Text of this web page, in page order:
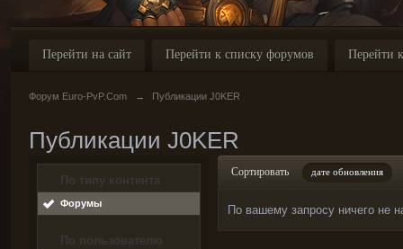
Перейти на сайт Перейти к списку форумов Перейти
Форум Euro-PvP.Com → Публикации J0KER
Публикации J0KER
По типу контента
Форумы
По пользователю
Сортировать дате обновления
По вашему запросу ничего не